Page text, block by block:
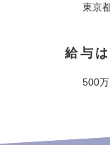
東京
給与
500